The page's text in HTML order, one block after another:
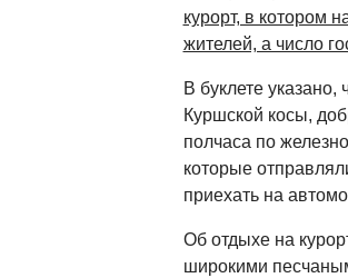
курорт, в котором
жителей, а число
В буклете
Куршской косы,
полчаса по
которые
приехать на
Об отдыхе на
широкими